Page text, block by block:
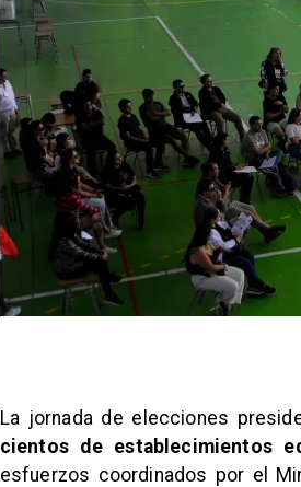
La jornada de elecciones
cientos de establecimientos
esfuerzos coordinados por el